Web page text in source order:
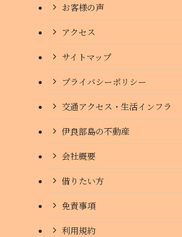
お客様の声
アクセス
サイトマップ
プライバシーポリシー
交通アクセス・生活インフラ
伊良部島の不動産
会社概要
借りたい方
免責事項
利用規約